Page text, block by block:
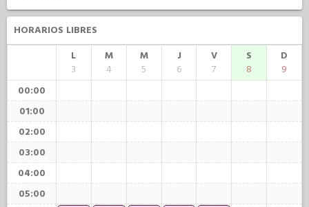
HORARIOS LIBRES
L
3
M
4
M
5
J
6
V
7
S
8
D
9
00:00
01:00
02:00
03:00
04:00
05:00